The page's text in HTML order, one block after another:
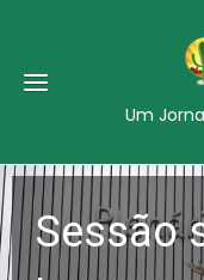
Um
Sessão